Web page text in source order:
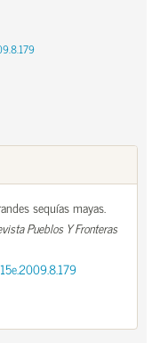
sequías mayas.
Pueblos Y Fronteras